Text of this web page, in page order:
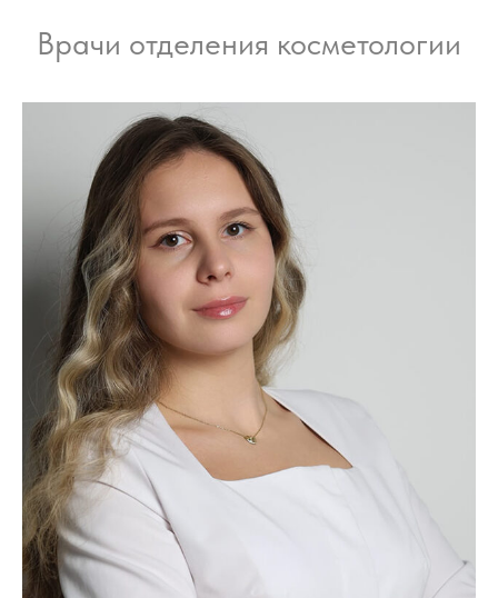
Врачи отделения косметологии